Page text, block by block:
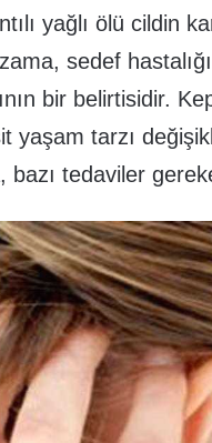
yağlı ölü cildin
sedef
bir belirtisidir.
yaşam tarzı
bazı tedaviler